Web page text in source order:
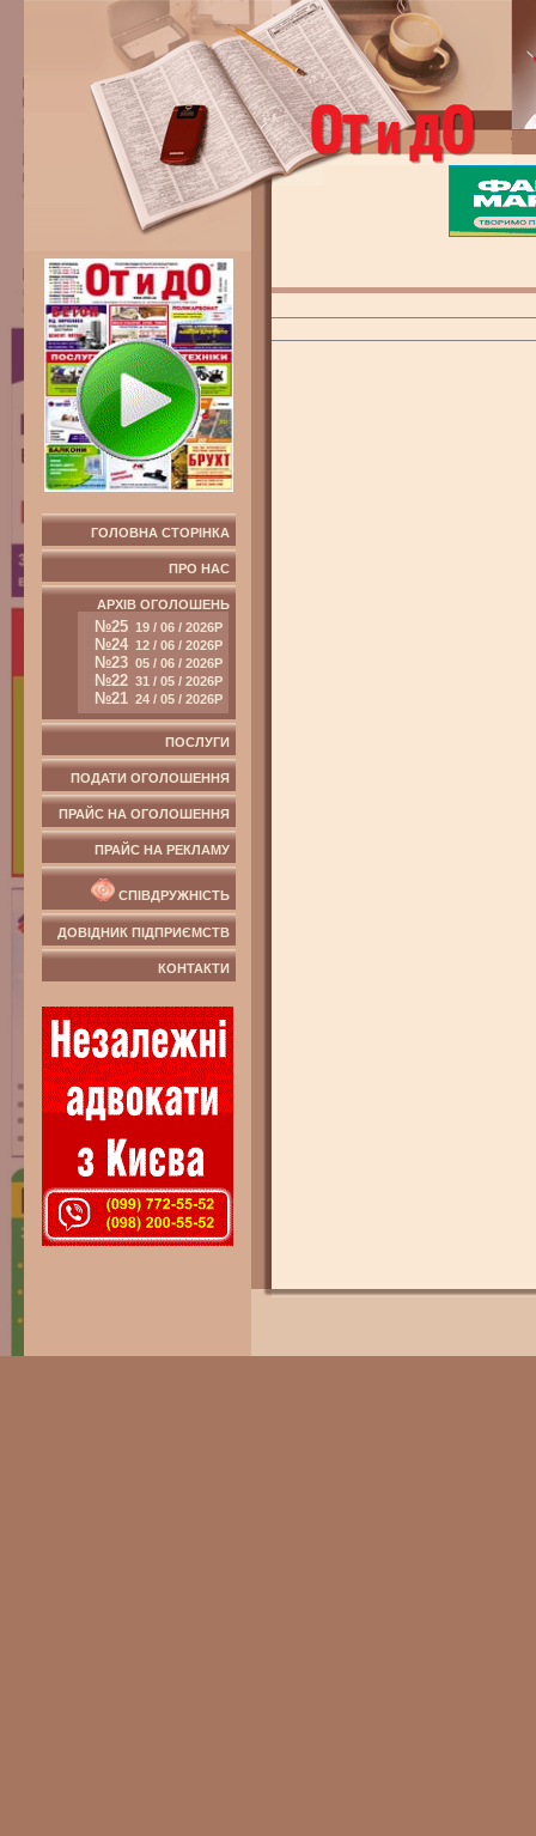
ГОЛОВНА СТОРІНКА
ПРО НАС
АРХІВ ОГОЛОШЕНЬ
№25 19 / 06 / 2026Р
№24 12 / 06 / 2026Р
№23 05 / 06 / 2026Р
№22 31 / 05 / 2026Р
№21 24 / 05 / 2026Р
ПОСЛУГИ
ПОДАТИ ОГОЛОШЕННЯ
ПРАЙС НА ОГОЛОШЕННЯ
ПРАЙС НА РЕКЛАМУ
СПІВДРУЖНІСТЬ
ДОВІДНИК ПІДПРИЄМСТВ
КОНТАКТИ